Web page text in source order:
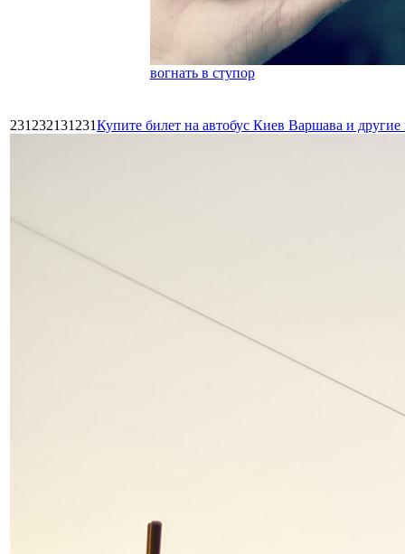
вогнать в ступор
231232131231Купите билет на автобус Киев Варшава и